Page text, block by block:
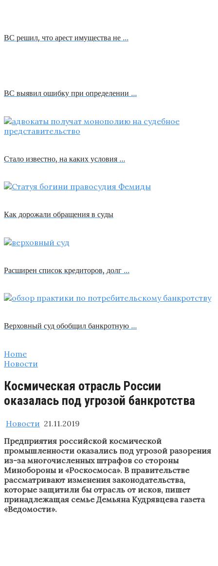
ВС решил, что арест имущества не …
ВС выявил ошибку при определении …
Стало известно, на каких условия …
Как дорожали обращения в суды
Расширен список кредиторов, долг …
Верховный суд обобщил банкротную …
Home
Новости
Космическая отрасль России
оказалась под угрозой банкротства
Новости 21.11.2019
Предприятия российской космической
промышленности оказались под угрозой разорения
из-за многочисленных штрафов со стороны
Минобороны и «Роскосмоса». В правительстве
рассматривают изменения законодательства,
которые защитили бы отрасль от исков, пишет
принадлежащая семье Демьяна Кудрявцева газета
«Ведомости».